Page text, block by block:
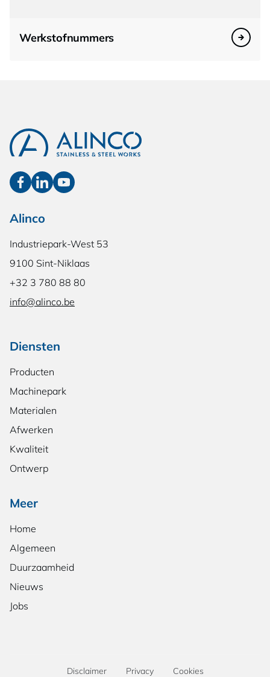
Werkstofnummers
Alinco
Industriepark-West 53
9100 Sint-Niklaas
+32 3 780 88 80
info@alinco.be
Diensten
Producten
Machinepark
Materialen
Afwerken
Kwaliteit
Ontwerp
Meer
Home
Algemeen
Duurzaamheid
Nieuws
Jobs
Disclaimer Privacy Cookies